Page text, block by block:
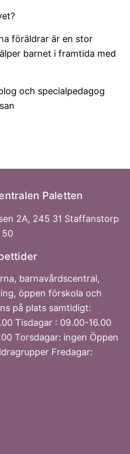
föräldrar är en stor
barnet i framtida med
och specialpedagog
Paletten
2A, 245 31 Staffanstorp
barnavårdscentral,
öppen förskola och
på plats samtidigt:
Tisdagar : 09.00-16.00
Torsdagar: ingen Öppen
Fredagar: